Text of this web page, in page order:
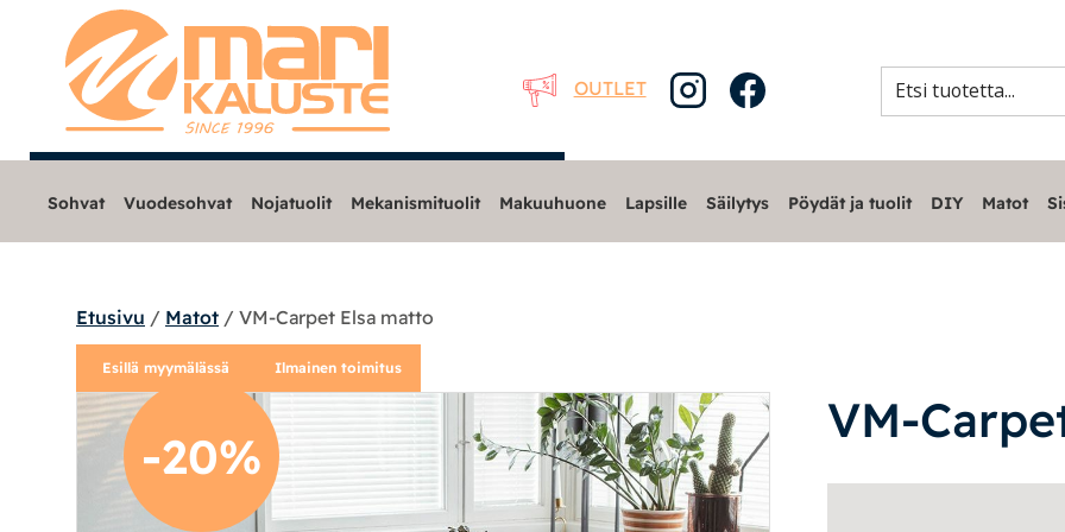
OUTLET
Sohvat
Nojatuolit
Mekanismituolit
Sohvat Vuodesohvat Nojatuolit Mekanismituolit Makuuhuone Lapsille Säilytys Pöydät ja tuolit DIY Matot
Etusivu / Matot / VM-Carpet Elsa matto
Esillä myymälässä Ilmainen toimitus
-20%
VM-